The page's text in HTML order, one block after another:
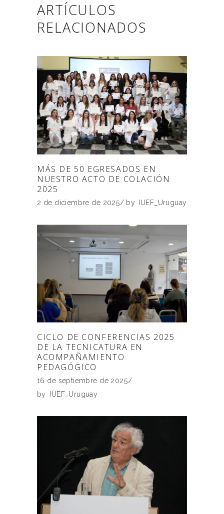
ARTÍCULOS
RELACIONADOS
MÁS DE 50 EGRESADOS EN
NUESTRO ACTO DE COLACIÓN
2025
2 de diciembre de 2025 by IUEF_Uruguay
CICLO DE CONFERENCIAS 2025
DE LA TECNICATURA EN
ACOMPAÑAMIENTO
PEDAGÓGICO
16 de septiembre de 2025
by
IUEF_Uruguay